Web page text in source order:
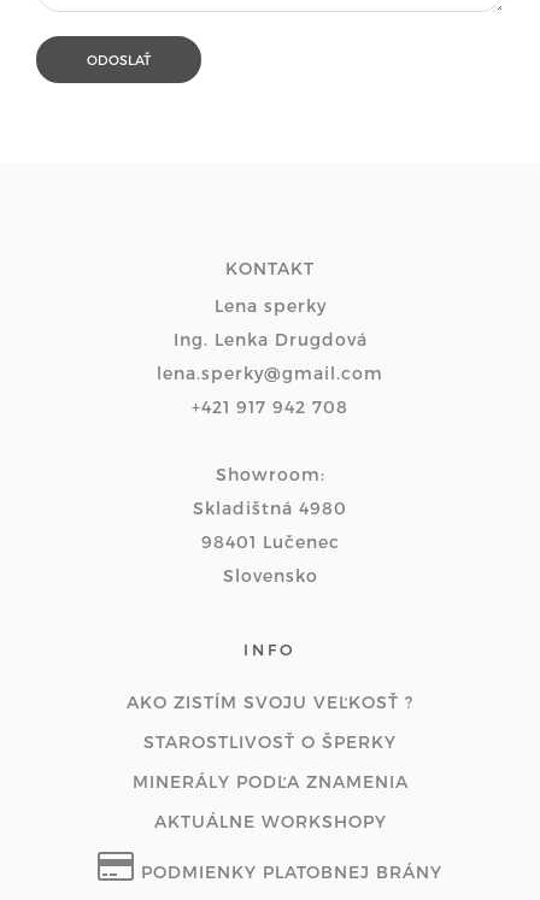
KONTAKT
Lena sperky
Ing. Lenka Drugdová
lena.sperky@gmail.com
+421 917 942 708
Showroom:
Skladištná 4980
98401 Lučenec
Slovensko
INFO
AKO ZISTÍM SVOJU VEĽKOSŤ ?
STAROSTLIVOSŤ O ŠPERKY
MINERÁLY PODĽA ZNAMENIA
AKTUÁLNE WORKSHOPY
PODMIENKY PLATOBNEJ BRÁNY